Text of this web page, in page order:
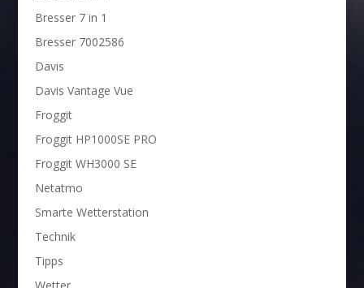
Bresser 7 in 1
Bresser 7002586
Davis
Davis Vantage Vue
Froggit
Froggit HP1000SE PRO
Froggit WH3000 SE
Netatmo
Smarte Wetterstation
Technik
Tipps